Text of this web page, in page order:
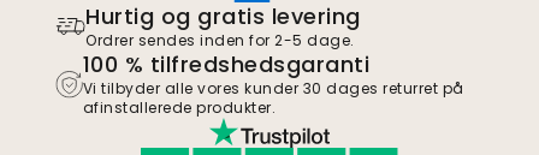
Hurtig og gratis levering
Ordrer sendes inden for 2-5 dage.
100 % tilfredshedsgaranti
Vi tilbyder alle vores kunder 30 dages returret på
afinstallerede produkter.